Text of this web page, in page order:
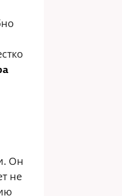
Он
не